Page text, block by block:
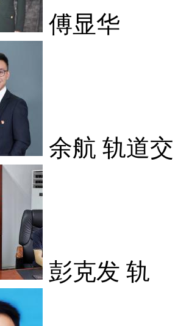
傅显华
余航 轨道交
彭克发 轨